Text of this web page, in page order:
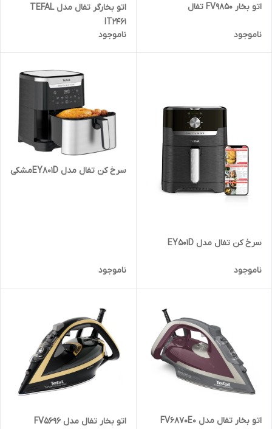
اتو بخار FV9850 تفال
ناموجود
اتو بخارگر تفال مدل TEFAL
IT2461
ناموجود
سرخ کن تفال مدل EY501D
ناموجود
سرخ کن تفال مدل EY801Dمشکی
ناموجود
اتو بخار تفال مدل FV6870E0 اتو بخار تفال مدل FV5696